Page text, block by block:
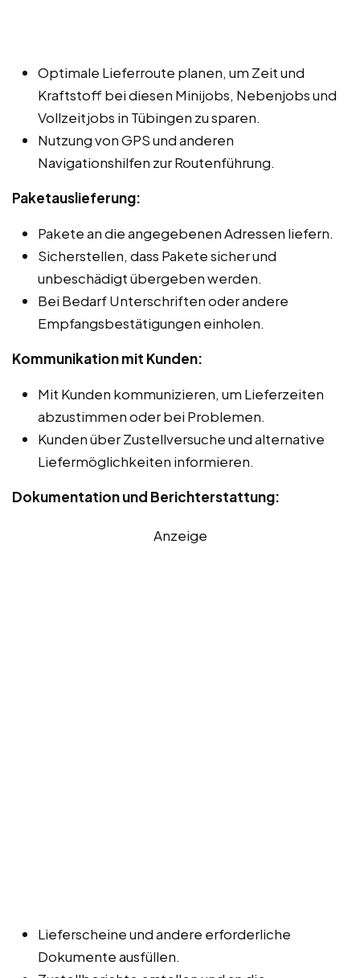
Optimale Lieferroute planen, um Zeit und
Kraftstoff bei diesen Minijobs, Nebenjobs und
Vollzeitjobs in Tübingen zu sparen.
Nutzung von GPS und anderen
Navigationshilfen zur Routenführung.
Paketauslieferung:
Pakete an die angegebenen Adressen liefern.
Sicherstellen, dass Pakete sicher und
unbeschädigt übergeben werden.
Bei Bedarf Unterschriften oder andere
Empfangsbestätigungen einholen.
Kommunikation mit Kunden:
Mit Kunden kommunizieren, um Lieferzeiten
abzustimmen oder bei Problemen.
Kunden über Zustellversuche und alternative
Liefermöglichkeiten informieren.
Dokumentation und Berichterstattung:
Anzeige
Lieferscheine und andere erforderliche
Dokumente ausfüllen.